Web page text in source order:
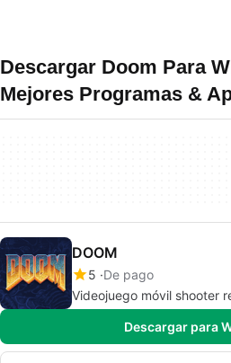
Descargar Doom Para
Mejores Programas &
DOOM
5 De pago
Videojuego móvil shooter
Descargar para